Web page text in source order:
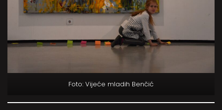
Foto: Vijeće mladih Benčić